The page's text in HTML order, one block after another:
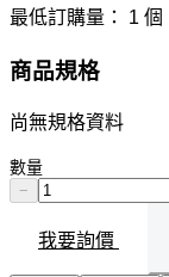
最低訂購量： 1 個
商品規格
尚無規格資料
數量
−
我要詢價